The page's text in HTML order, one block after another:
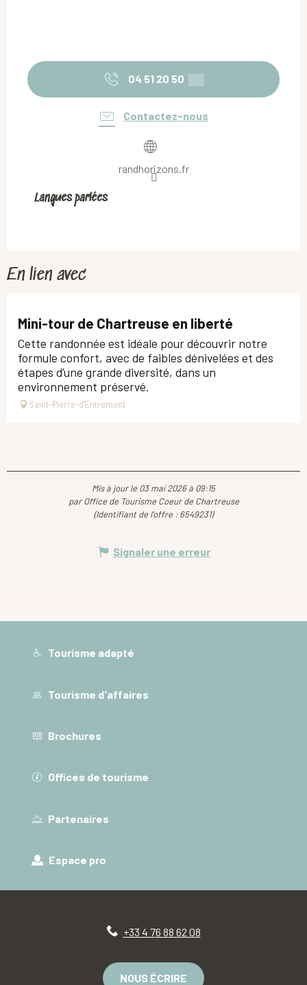
04 51 20 50 ▒▒
Contactez-nous
randhorizons.fr
Langues parlées
Langues parlées
En lien avec
Mini-tour de Chartreuse en liberté
Cette randonnée est idéale pour découvrir notre
formule confort, avec de faibles dénivelées et des
étapes d’une grande diversité, dans un
environnement préservé.
Saint-Pierre-d'Entremont
Mis à jour le 03 mai 2026 à 09:15
par Office de Tourisme Coeur de Chartreuse
(Identifiant de l'offre : 6549231)
Signaler une erreur
Tourisme adapté
Tourisme d'affaires
Brochures
Offices de tourisme
Partenaires
Espace pro
+33 4 76 88 62 08
NOUS ÉCRIRE